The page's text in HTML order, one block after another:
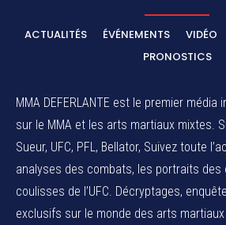
ACTUALITÉS ÉVÉNEMENTS VIDÉO
PRONOSTICS
MMA DEFERLANTE est le premier
sur le MMA et les arts martiaux mixtes.
Sueur, UFC, PFL, Bellator, Suivez toute
analyses des combats, les portraits des
coulisses de l’UFC. Décryptages,
exclusifs sur le monde des arts